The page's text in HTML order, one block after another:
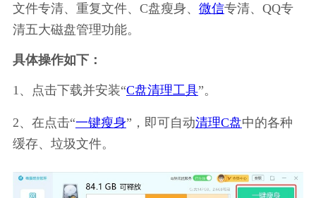
文件专清、重复文件、C盘瘦身、 微信专清、QQ专
清五大磁盘管理功能。
具体操作如下：
1、点击下载并安装“C盘清理工具”。
2、在点击“一键瘦身”，即可自动清理C盘中的各种
缓存、垃圾文件。